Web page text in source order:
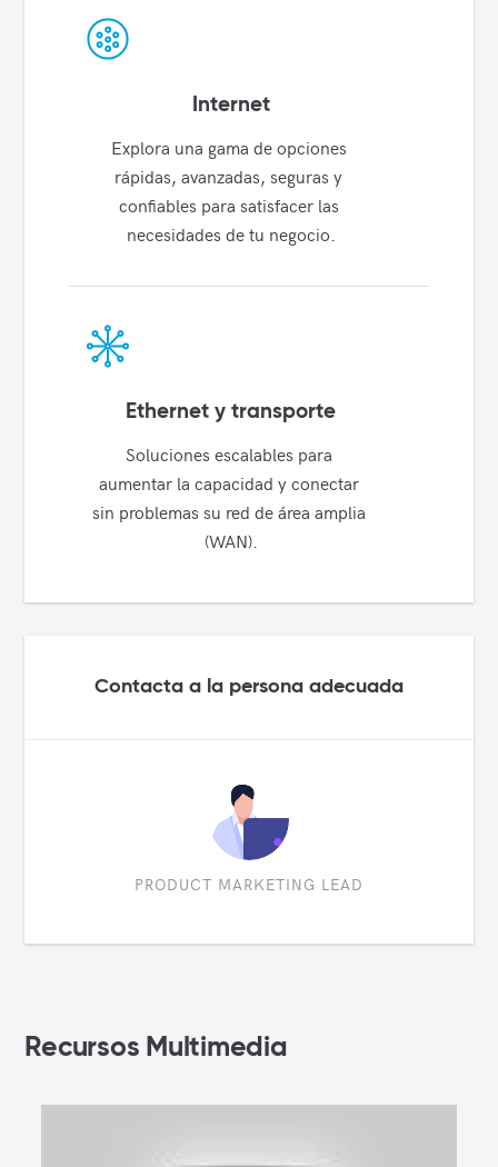
Internet
Explora una gama de opciones
rápidas, avanzadas, seguras y
confiables para satisfacer las
necesidades de tu negocio.
Ethernet y transporte
Soluciones escalables para
aumentar la capacidad y conectar
sin problemas su red de área amplia
(WAN).
Contacta a la persona adecuada
PRODUCT MARKETING LEAD
Recursos Multimedia